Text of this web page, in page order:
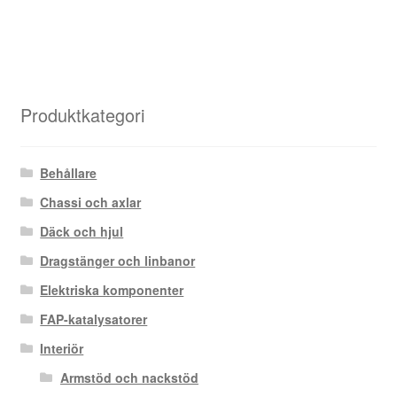
Produktkategori
Behållare
Chassi och axlar
Däck och hjul
Dragstänger och linbanor
Elektriska komponenter
FAP-katalysatorer
Interiör
Armstöd och nackstöd